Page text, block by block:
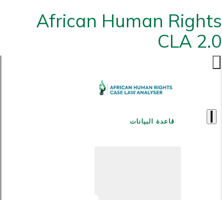
African Human Rights
CLA 2.0
قاعدة البيانات